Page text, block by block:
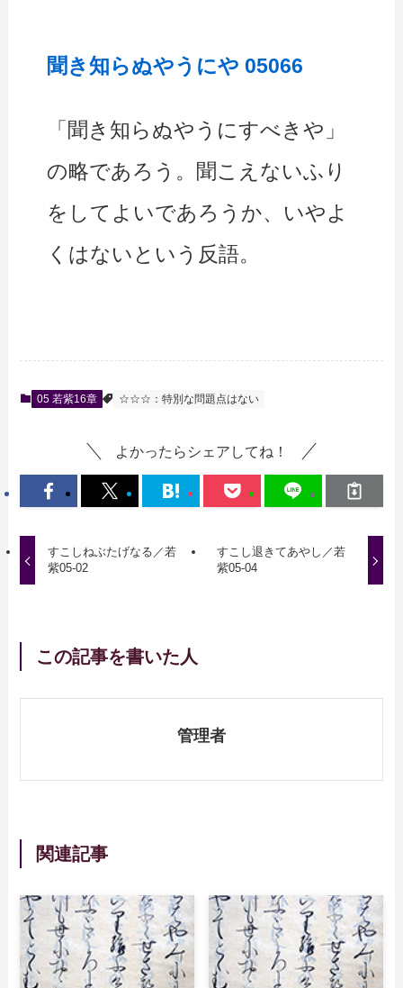
聞き知らぬやうにや 05066
「聞き知らぬやうにすべきや」
の略であろう。聞こえないふり
をしてよいであろうか、いやよ
くはないという反語。
05 若紫16章 ☆☆☆：特別な問題点はない
よかったらシェアしてね！
すこしねぶたげなる／若
紫05-02
すこし退きてあやし／若
紫05-04
この記事を書いた人
管理者
関連記事